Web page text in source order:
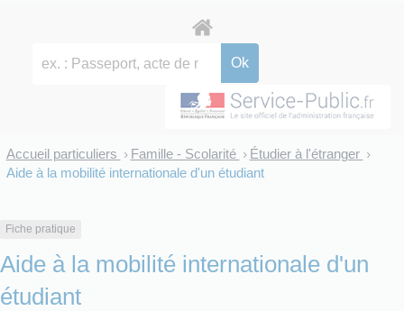
Accueil particuliers > Famille - Scolarité > Étudier à l'étranger >
Aide à la mobilité internationale d'un étudiant
Fiche pratique
Aide à la mobilité internationale d'un
étudiant